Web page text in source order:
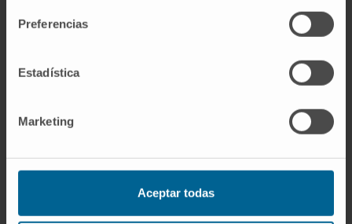
Preferencias
Estadística
Marketing
Aceptar todas
¿Prefiere enviarnos sus informes?
Si lo prefiere, puede enviarnos su información
médica y nuestros especialistas valorarán su